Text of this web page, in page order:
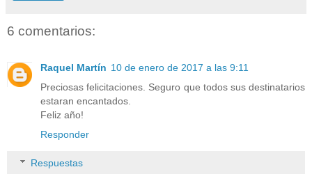
6 comentarios:
Raquel Martín 10 de enero de 2017 a las 9:11
Preciosas felicitaciones. Seguro que todos sus destinatarios
estaran encantados.
Feliz año!
Responder
Respuestas